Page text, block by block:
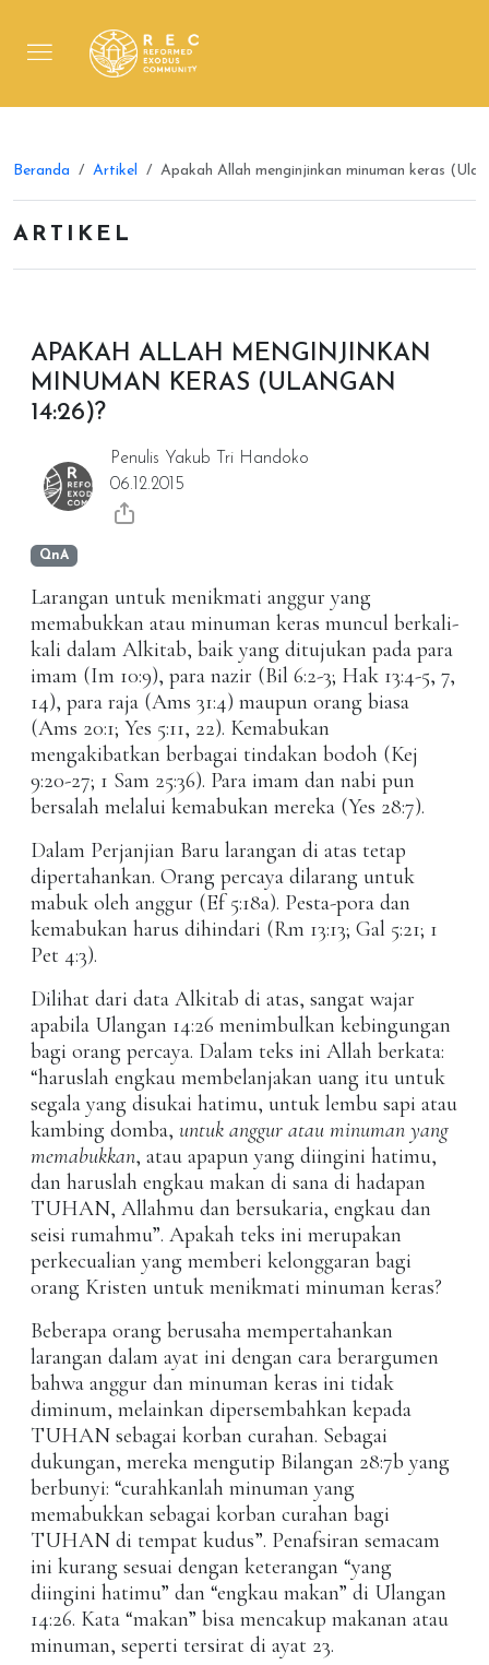
Beranda Artikel Apakah Allah menginjinkan minuman keras
ARTIKEL
APAKAH ALLAH MENGINJINKAN
MINUMAN KERAS (ULANGAN
14:26)?
Penulis Yakub Tri Handoko
06.12.2015
QnA
Larangan untuk menikmati anggur yang
memabukkan atau minuman keras muncul berkali-
kali dalam Alkitab, baik yang ditujukan pada para
imam (Im 10:9), para nazir (Bil 6:2-3; Hak 13:4-5, 7,
14), para raja (Ams 31:4) maupun orang biasa
(Ams 20:1; Yes 5:11, 22). Kemabukan
mengakibatkan berbagai tindakan bodoh (Kej
9:20-27; 1 Sam 25:36). Para imam dan nabi pun
bersalah melalui kemabukan mereka (Yes 28:7).
Dalam Perjanjian Baru larangan di atas tetap
dipertahankan. Orang percaya dilarang untuk
mabuk oleh anggur (Ef 5:18a). Pesta-pora dan
kemabukan harus dihindari (Rm 13:13; Gal 5:21; 1
Pet 4:3).
Dilihat dari data Alkitab di atas, sangat wajar
apabila Ulangan 14:26 menimbulkan kebingungan
bagi orang percaya. Dalam teks ini Allah berkata:
“haruslah engkau membelanjakan uang itu untuk
segala yang disukai hatimu, untuk lembu sapi atau
kambing domba, untuk anggur atau minuman yang
memabukkan, atau apapun yang diingini hatimu,
dan haruslah engkau makan di sana di hadapan
TUHAN, Allahmu dan bersukaria, engkau dan
seisi rumahmu”. Apakah teks ini merupakan
perkecualian yang memberi kelonggaran bagi
orang Kristen untuk menikmati minuman keras?
Beberapa orang berusaha mempertahankan
larangan dalam ayat ini dengan cara berargumen
bahwa anggur dan minuman keras ini tidak
diminum, melainkan dipersembahkan kepada
TUHAN sebagai korban curahan. Sebagai
dukungan, mereka mengutip Bilangan 28:7b yang
berbunyi: “curahkanlah minuman yang
memabukkan sebagai korban curahan bagi
TUHAN di tempat kudus”. Penafsiran semacam
ini kurang sesuai dengan keterangan “yang
diingini hatimu” dan “engkau makan” di Ulangan
14:26. Kata “makan” bisa mencakup makanan atau
minuman, seperti tersirat di ayat 23.